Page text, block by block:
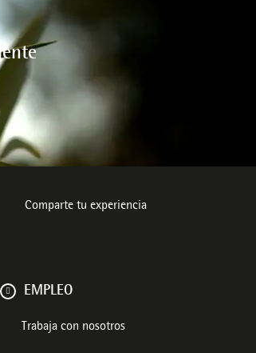
Comparte tu experiencia
EMPLEO
Trabaja con nosotros